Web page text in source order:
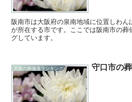
阪南市は大阪府の泉南地域に位置しわん
が所在する市です。ここでは阪南市の葬
グしています。
大阪の葬儀屋ランキング 守口市の